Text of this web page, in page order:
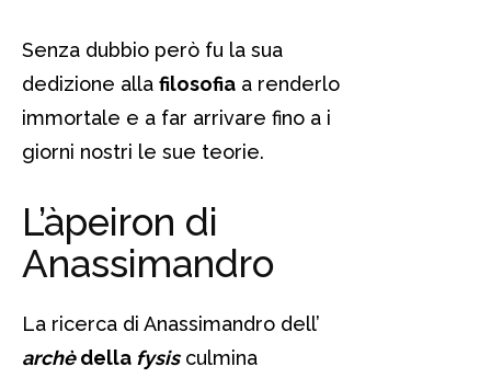
Senza dubbio però fu la sua
dedizione alla filosofia a renderlo
immortale e a far arrivare fino a i
giorni nostri le sue teorie.
L’àpeiron di
Anassimandro
La ricerca di Anassimandro dell’
archèdella fysis culmina